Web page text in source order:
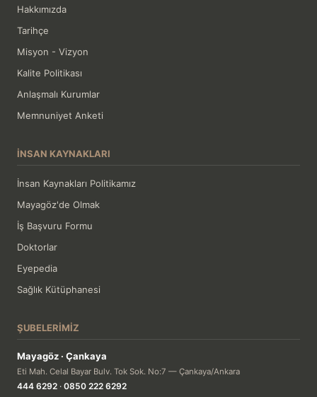
Hakkımızda
Tarihçe
Misyon - Vizyon
Kalite Politikası
Anlaşmalı Kurumlar
Memnuniyet Anketi
İNSAN KAYNAKLARI
İnsan Kaynakları Politikamız
Mayagöz'de Olmak
İş Başvuru Formu
Doktorlar
Eyepedia
Sağlık Kütüphanesi
ŞUBELERIMIZ
Mayagöz · Çankaya
Eti Mah. Celal Bayar Bulv. Tok Sok. No:7 — Çankaya/Ankara
444 6292 · 0850 222 6292